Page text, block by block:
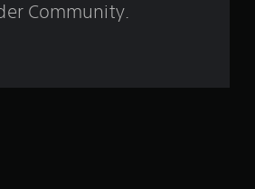
u
Community.